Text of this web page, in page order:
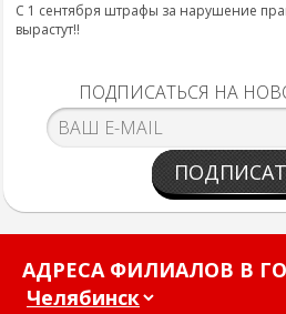
С 1 сентября штрафы за нарушение
вырастут!!
ПОДПИСАТЬСЯ НА
АДРЕСА ФИЛИАЛОВ В